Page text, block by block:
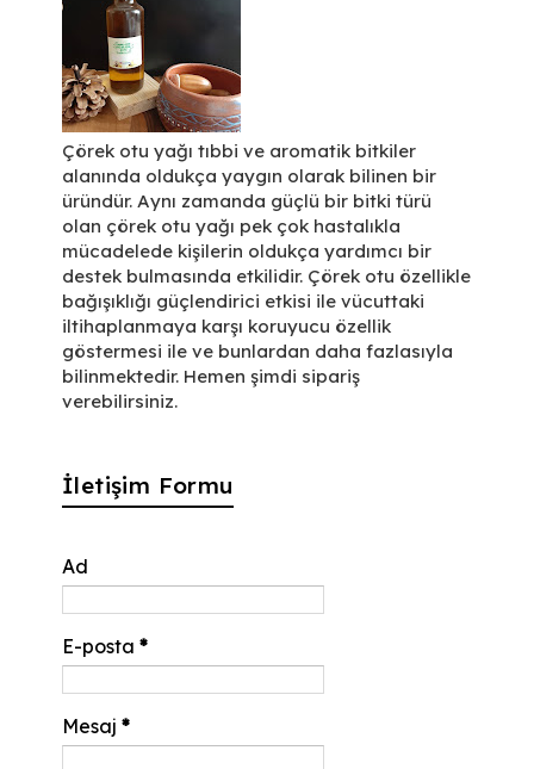
Çörek otu yağı tıbbi ve aromatik bitkiler
alanında oldukça yaygın olarak bilinen bir
üründür. Aynı zamanda güçlü bir bitki türü
olan çörek otu yağı pek çok hastalıkla
mücadelede kişilerin oldukça yardımcı bir
destek bulmasında etkilidir. Çörek otu özellikle
bağışıklığı güçlendirici etkisi ile vücuttaki
iltihaplanmaya karşı koruyucu özellik
göstermesi ile ve bunlardan daha fazlasıyla
bilinmektedir. Hemen şimdi sipariş
verebilirsiniz.
İletişim Formu
Ad
E-posta *
Mesaj *